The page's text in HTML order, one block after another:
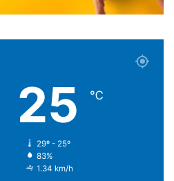
25 ℃
29º - 25º
83%
1.34 km/h